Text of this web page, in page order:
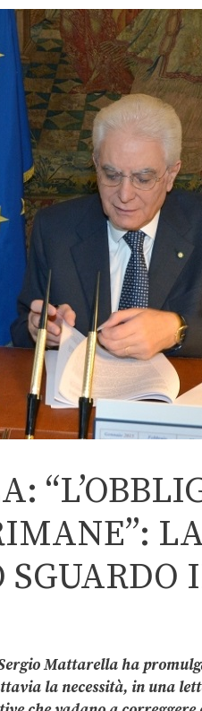
Mattarella ha
la necessità, in una